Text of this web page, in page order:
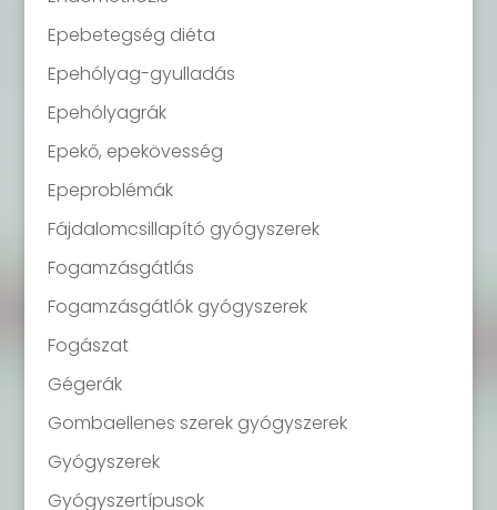
Epebetegség diéta
Epehólyag-gyulladás
Epehólyagrák
Epekő, epekövesség
Epeproblémák
Fájdalomcsillapító gyógyszerek
Fogamzásgátlás
Fogamzásgátlók gyógyszerek
Fogászat
Gégerák
Gombaellenes szerek gyógyszerek
Gyógyszerek
Gyógyszertípusok